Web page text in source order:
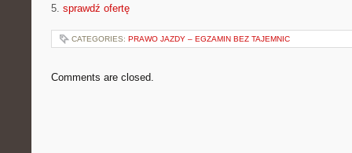
5. sprawdź ofertę
CATEGORIES: PRAWO JAZDY – EGZAMIN BEZ TAJEMNIC
Comments are closed.